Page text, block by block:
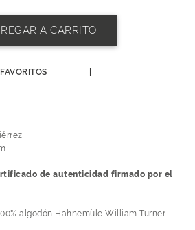
A CARRITO
de autenticidad firmado por el
algodón Hahnemüle William Turner